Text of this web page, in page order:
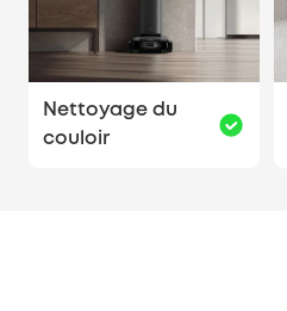
Nettoyage du
couloir